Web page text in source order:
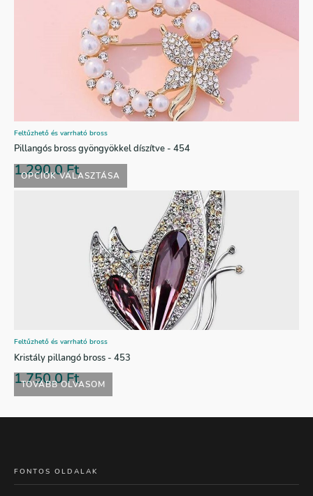
OPCIÓK VÁLASZTÁSA
Feltűzhető és varrható bross
Pillangós bross gyöngyökkel díszítve - 454
1.290,0Ft
TOVÁBB OLVASOM
Feltűzhető és varrható bross
Kristály pillangó bross - 453
1.750,0Ft
FONTOS OLDALAK